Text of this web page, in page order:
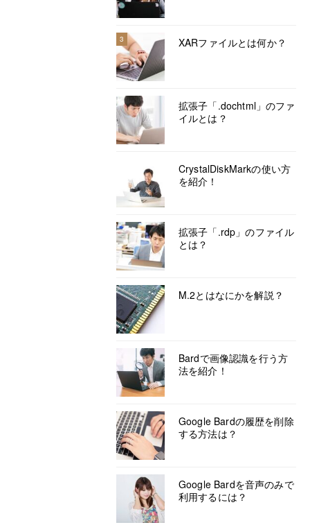
3 XARファイルとは何か？
拡張子「.dochtml」のファ
イルとは？
CrystalDiskMarkの使い方
を紹介！
拡張子「.rdp」のファイル
とは？
M.2とはなにかを解説？
Bardで画像認識を行う方
法を紹介！
Google Bardの履歴を削除
する方法は？
Google Bardを音声のみで
利用するには？